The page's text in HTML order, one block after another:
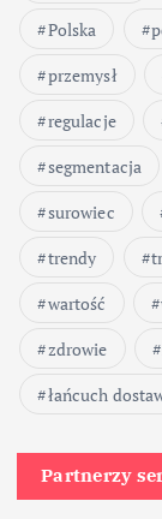
Polska
przemysł
regulacje
segmentacja
surowiec
trendy
wartość
zdrowie
łańcuch
Partnerzy